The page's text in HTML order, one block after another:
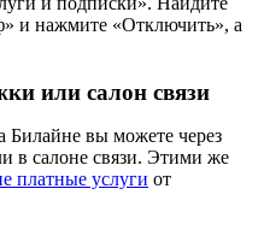
и нажмите «Отключить», а
или салон связи
Билайне вы можете через
в салоне связи. Этими же
платные услуги от